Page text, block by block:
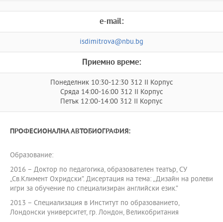
e-mail:
isdimitrova@nbu.bg
Приемно време:
Понеделник 10:30-12:30 312 II Корпус
Сряда 14:00-16:00 312 II Корпус
Петък 12:00-14:00 312 II Корпус
ПРОФЕСИОНАЛНА АВТОБИОГРАФИЯ:
Образование:
2016 – Доктор по педагогика, образователен театър, СУ
„Св.Климент Охридски”. Дисертация на тема: „Дизайн на ролеви
игри за обучение по специализиран английски език.”
2013 – Специализация в Институт по образованието,
Лондонски университет, гр. Лондон, Великобритания